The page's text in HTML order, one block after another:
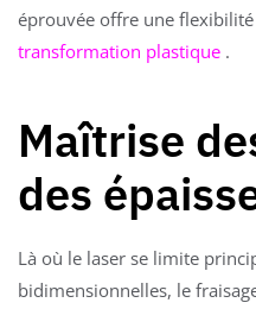
éprouvée offre une flexibilité
transformation plastique .
Maîtrise
des
Là où le laser se limite
bidimensionnelles, le